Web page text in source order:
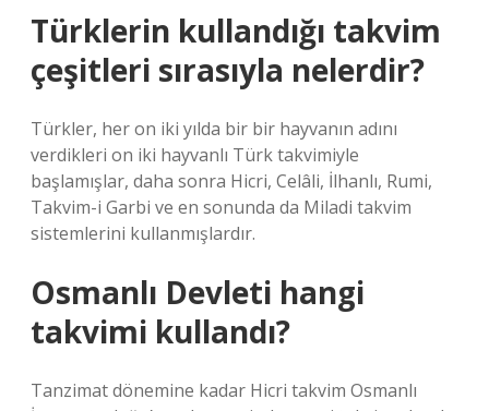
Türklerin kullandığı takvim
çeşitleri sırasıyla nelerdir?
Türkler, her on iki yılda bir bir hayvanın adını
verdikleri on iki hayvanlı Türk takvimiyle
başlamışlar, daha sonra Hicri, Celâli, İlhanlı, Rumi,
Takvim-i Garbi ve en sonunda da Miladi takvim
sistemlerini kullanmışlardır.
Osmanlı Devleti hangi
takvimi kullandı?
Tanzimat dönemine kadar Hicri takvim Osmanlı